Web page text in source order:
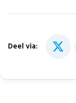
Deel via: